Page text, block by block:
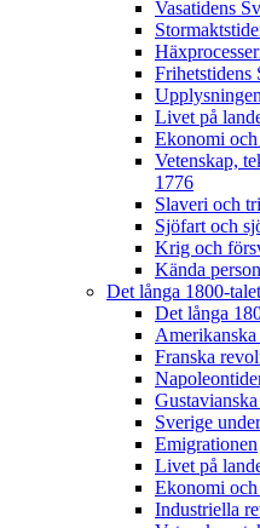
Vasatidens
Frihetstidens
Upplysningen
Livet på
Ekonomi
Vetenskap,
1776
Slaveri och
Sjöfart och
Krig och
Kända
Det långa 1800-talet
Det långa
Franska
Sverige
Emigrationen
Livet på
Ekonomi
Industriella